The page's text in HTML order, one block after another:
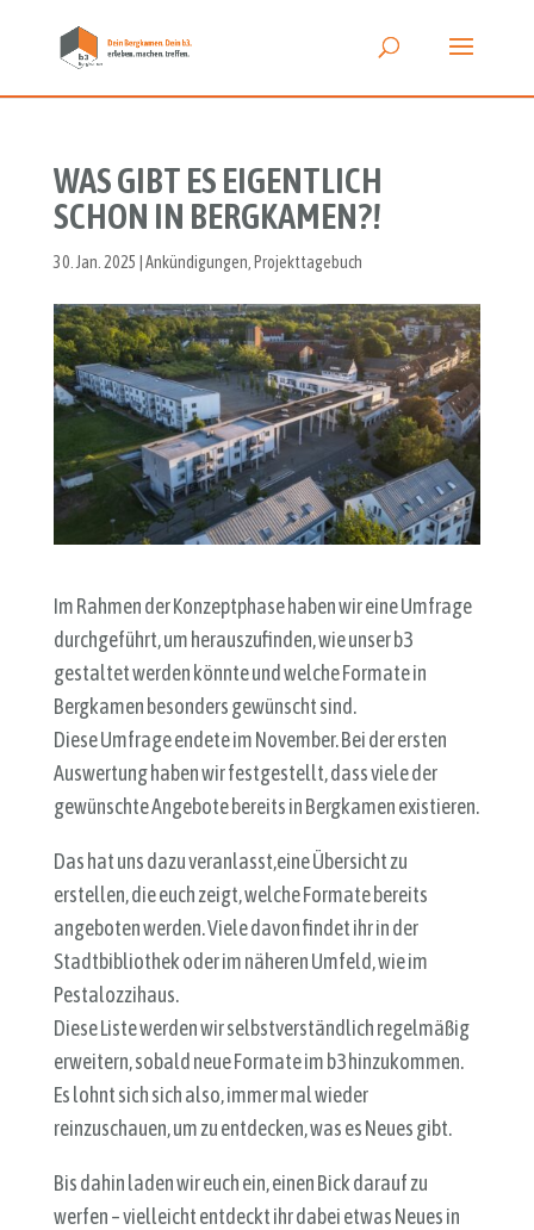
WAS GIBT ES EIGENTLICH
SCHON IN BERGKAMEN?!
30. Jan. 2025 Ankündigungen Projekttagebuch
Im Rahmen der Konzeptphase haben wir eine Umfrage
durchgeführt, um herauszufinden, wie unser b3
gestaltet werden könnte und welche Formate in
Bergkamen besonders gewünscht sind.
Diese Umfrage endete im November. Bei der ersten
Auswertung haben wir festgestellt, dass viele der
gewünschte Angebote bereits in Bergkamen existieren.
Das hat uns dazu veranlasst,eine Übersicht zu
erstellen, die euch zeigt, welche Formate bereits
angeboten werden. Viele davon findet ihr in der
Stadtbibliothek oder im näheren Umfeld, wie im
Pestalozzihaus.
Diese Liste werden wir selbstverständlich regelmäßig
erweitern, sobald neue Formate im b3 hinzukommen.
Es lohnt sich sich also, immer mal wieder
reinzuschauen, um zu entdecken, was es Neues gibt.
Bis dahin laden wir euch ein, einen Bick darauf zu
werfen – vielleicht entdeckt ihr dabei etwas Neues in